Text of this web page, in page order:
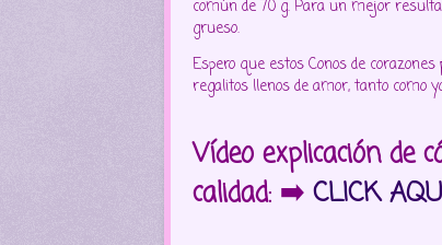
común de 70 g. Para un mejor
grueso.
Espero que estosConos de corazones
regalitos llenos de amor, tanto como
Vídeo explicación de
calidad: ➡️ CLICK